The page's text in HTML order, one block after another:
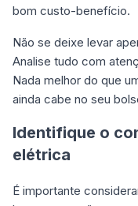
bom custo-benefício.
Não se deixe levar
Analise tudo com
Nada melhor do que
ainda cabe no seu
Identifique o
elétrica
É importante